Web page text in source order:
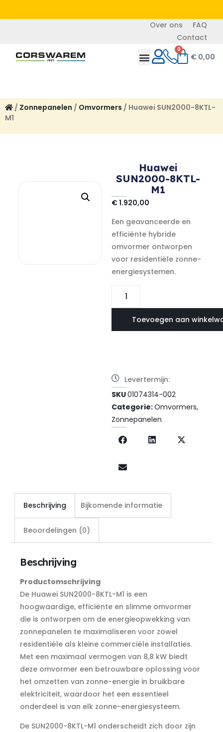
Over ons
FAQ
Contact
€ 0,00
0
/ Zonnepanelen / Omvormers / Huawei SUN2000-8KTL-
M1
Huawei
SUN2000-8KTL-
M1
€1.920,00
Een geavanceerde en
efficiënte hybride
omvormer ontworpen
voor residentiële zonne-
energiesystemen.
Toevoegen aan
Levertermijn:
SKU01074314-002
Categorie:Omvormers,
Zonnepanelen
Beschrijving Bijkomende informatie
Beoordelingen (0)
Beschrijving
Productomschrijving
De Huawei SUN2000-8KTL-M1 is een
hoogwaardige, efficiënte en slimme omvormer
die is ontworpen om de energieopwekking van
zonnepanelen te maximaliseren voor zowel
residentiële als kleine commerciële installaties.
Met een maximaal vermogen van 8,8 kW biedt
deze omvormer een betrouwbare oplossing voor
het omzetten van zonne-energie in bruikbare
elektriciteit, waardoor het een essentieel
onderdeel is van elk zonne-energiesysteem.
De SUN2000-8KTL-M1 onderscheidt zich door zijn